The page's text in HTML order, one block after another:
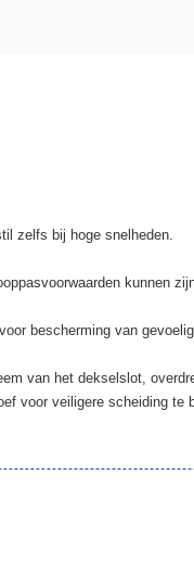
zelfs bij hoge snelheden.
kunnen
bescherming van
van het dekselslot,
voor veiligere scheiding te